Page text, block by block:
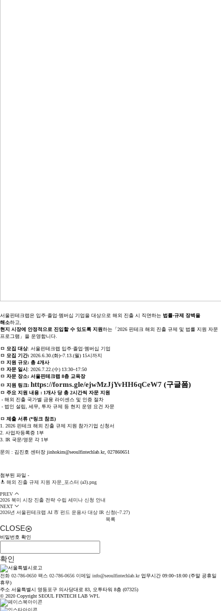
서울핀테크랩은 입주·졸업·멤버십 기업을 대상으로 해외 진출 시 직면하는 법률·규제 장벽을
해소하고,
현지 시장에 안정적으로 진입할 수 있도록 지원하는「2026 핀테크 해외 진출 규제 및 법률 지원 자문
프로그램」을 운영합니다.
ㅁ 모집 대상: 서울핀테크랩 입주·졸업·멤버십 기업
ㅁ 모집 기간: 2026.6.30.(화)~7.13.(월) 15시까지
ㅁ 지 원 규모: 총 4개사
ㅁ 자문 일시 : 2026.7.22.(수) 13:30~17:50
ㅁ 자문 장소: 서울핀테크랩 8층 교육장
ㅁ 지원 링크: https://forms.gle/ejwMzJjYvHH6qCeW7 (구글폼)
ㅁ 주요 지원 내용 : 1개사 당 총 2시간씩 자문 지원
- 해외 진출 국가별 금융 라이센스 및 인증 절차
- 법인 설립, 세무, 투자 규제 등 현지 운영 요건 자문
ㅁ 제출 서류 (*링크 참조)
1. 2026 핀테크 해외 진출 규제 지원 참가기업 신청서
2. 사업자등록증 1부
3. IR 국문/영문 각 1부
문의 : 김진호 센터장 jinhokim@seoulfintechlab.kr, 027860651
첨부된 파일 -
해외 진출 규제 지원 자문_포스터 (a3).png
PREV
2026 북미 시장 진출 전략 수립 세미나 신청 안내
NEXT
2026년 서울핀테크랩 AI 市 펀드 운용사 대상 IR 신청(~7.27)
목록
CLOSE
비밀번호 확인
확인
전화 02-786-0650 팩스 02-786-0656 이메일 info@seoulfintechlab.kr 업무시간 09:00~18:00 (주말 공휴일
휴무)
주소 서울특별시 영등포구 의사당대로 83, 오투타워 8층 (07325)
© 2020 Copyright SEOUL FINTECH LAB WPL